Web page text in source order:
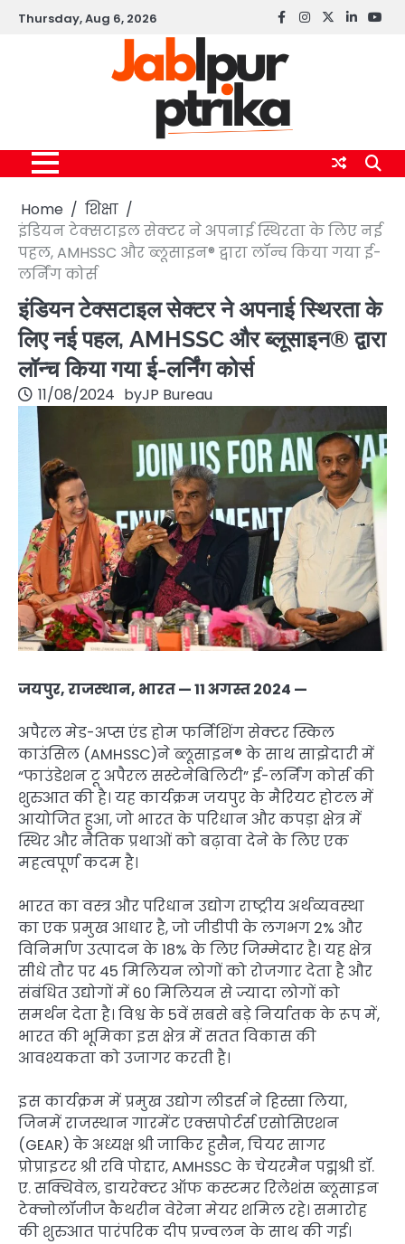
SkipThursday, Aug 6, 2026 Facebook
instagram
twitterlinkedin
Home
शिक्षा
इंडियन टेक्सटाइल सेक्टर ने अपनाई स्थिरता के लिए नई
पहल, AMHSSC और ब्लूसाइन® द्वारा लॉन्च किया गया ई-
लर्निंग कोर्स
इंडियन टेक्सटाइल सेक्टर ने अपनाई स्थिरता के
लिए नई पहल, AMHSSC और ब्लूसाइन® द्वारा
लॉन्च किया गया ई-लर्निंग कोर्स
11/08/2024 byJP Bureau
जयपुर, राजस्थान, भारत — 11 अगस्त 2024 —
अपैरल मेड-अप्स एंड होम फर्निशिंग सेक्टर स्किल
काउंसिल (AMHSSC)ने ब्लूसाइन® के साथ साझेदारी में
“फाउंडेशन टू अपैरल सस्टेनेबिलिटी” ई-लर्निंग कोर्स की
शुरुआत की है। यह कार्यक्रम जयपुर के मैरियट होटल में
आयोजित हुआ, जो भारत के परिधान और कपड़ा क्षेत्र में
स्थिर और नैतिक प्रथाओं को बढ़ावा देने के लिए एक
महत्वपूर्ण कदम है।
भारत का वस्त्र और परिधान उद्योग राष्ट्रीय अर्थव्यवस्था
का एक प्रमुख आधार है, जो जीडीपी के लगभग 2% और
विनिर्माण उत्पादन के 18% के लिए जिम्मेदार है। यह क्षेत्र
सीधे तौर पर 45 मिलियन लोगों को रोजगार देता है और
संबंधित उद्योगों में 60 मिलियन से ज्यादा लोगों को
समर्थन देता है। विश्व के 5वें सबसे बड़े निर्यातक के रूप में,
भारत की भूमिका इस क्षेत्र में सतत विकास की
आवश्यकता को उजागर करती है।
इस कार्यक्रम में प्रमुख उद्योग लीडर्स ने हिस्सा लिया,
जिनमें राजस्थान गारमेंट एक्सपोर्टर्स एसोसिएशन
(GEAR) के अध्यक्ष श्री जाकिर हुसैन, चियर सागर
प्रोप्राइटर श्री रवि पोद्दार, AMHSSC के चेयरमैन पद्मश्री डॉ.
ए. सक्थिवेल, डायरेक्टर ऑफ कस्टमर रिलेशंस ब्लूसाइन
टेक्नोलॉजीज कैथरीन वेरेना मेयर शमिल रहे। समारोह
की शुरुआत पारंपरिक दीप प्रज्वलन के साथ की गई।